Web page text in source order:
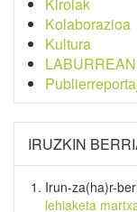
Kolaborazioa
Kultura
LABURREAN
IRUZKIN
Irun-za(ha)r-
lehiaketa